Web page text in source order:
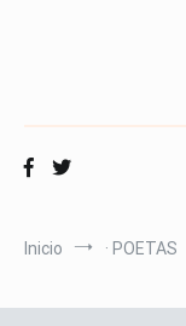
Inicio · POETAS